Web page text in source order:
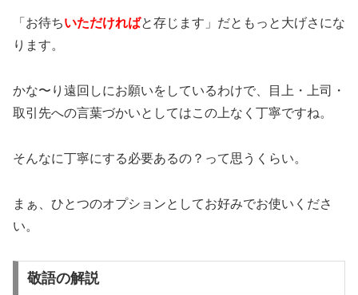
「お待ちいただければと存じます」だともっと大げさにな
ります。
かな〜り遠回しにお願いをしているわけで、目上・上司・
取引先への言葉づかいとしてはこの上なく丁寧ですね。
そんなに丁寧にする必要あるの？って思うくらい。
まぁ、ひとつのオプションとしてお好みでお使いくださ
い。
敬語の解説